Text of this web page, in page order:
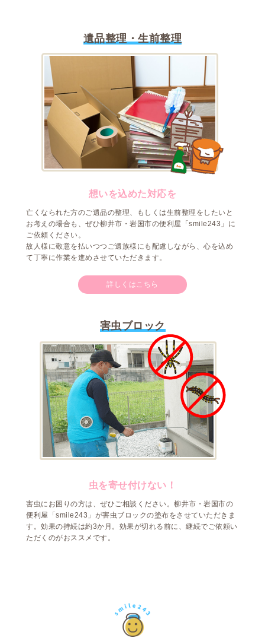
遺品整理・生前整理
想いを込めた対応を
亡くなられた方のご遺品の整理、もしくは生前整理をしたいと
お考えの場合も、ぜひ柳井市・岩国市の便利屋「smile243」に
ご依頼ください。
故人様に敬意を払いつつご遺族様にも配慮しながら、心を込め
て丁寧に作業を進めさせていただきます。
詳しくはこちら
害虫ブロック
虫を寄せ付けない！
害虫にお困りの方は、ぜひご相談ください。柳井市・岩国市の
便利屋「smile243」が害虫ブロックの塗布をさせていただきま
す。効果の持続は約3か月。効果が切れる前に、継続でご依頼い
ただくのがおススメです。